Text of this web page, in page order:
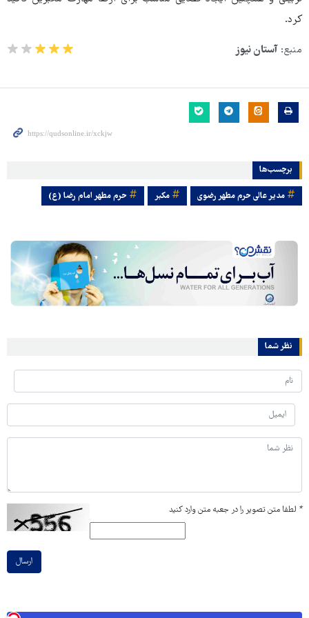
کرد.
منبع: آستان نیوز
برچسب‌ها
مدیر عالی حرم مطهر رضوی مکبر حرم مطهر امام رضا (ع)
نظر شما
* لطفا متن تصویر را در جعبه متن وارد کنید
ارسال